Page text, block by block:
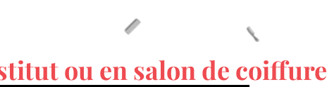
ou en salon de coiffure